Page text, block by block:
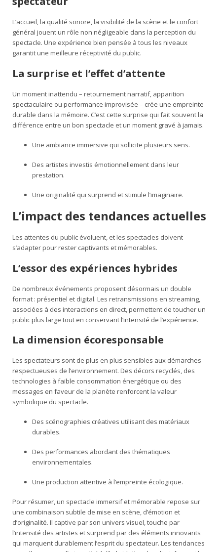
L’accueil, la qualité sonore, la visibilité de la scène et le confort
général jouent un rôle non négligeable dans la perception du
spectacle. Une expérience bien pensée à tous les niveaux
garantit une meilleure réceptivité du public.
La surprise et l’effet d’attente
Un moment inattendu – retournement narratif, apparition
spectaculaire ou performance improvisée – crée une empreinte
durable dans la mémoire. C’est cette surprise qui fait souvent la
différence entre un bon spectacle et un moment gravé à jamais.
Une ambiance immersive qui sollicite plusieurs sens.
Des artistes investis émotionnellement dans leur
prestation.
Une originalité qui surprend et stimule l’imaginaire.
L’impact des tendances actuelles
Les attentes du public évoluent, et les spectacles doivent
s’adapter pour rester captivants et mémorables.
L’essor des expériences hybrides
De nombreux événements proposent désormais un double
format : présentiel et digital. Les retransmissions en streaming,
associées à des interactions en direct, permettent de toucher un
public plus large tout en conservant l’intensité de l’expérience.
La dimension écoresponsable
Les spectateurs sont de plus en plus sensibles aux démarches
respectueuses de l’environnement. Des décors recyclés, des
technologies à faible consommation énergétique ou des
messages en faveur de la planète renforcent la valeur
symbolique du spectacle.
Des scénographies créatives utilisant des matériaux
durables.
Des performances abordant des thématiques
environnementales.
Une production attentive à l’empreinte écologique.
Pour résumer, un spectacle immersif et mémorable repose sur
une combinaison subtile de mise en scène, d’émotion et
d’originalité. Il captive par son univers visuel, touche par
l’intensité des artistes et surprend par des éléments innovants
qui marquent durablement l’esprit du spectateur. Les tendances